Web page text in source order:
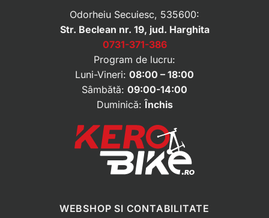
Odorheiu Secuiesc, 535600:
Str. Beclean nr. 19, jud. Harghita
0731-371-386
Program de lucru:
Luni-Vineri: 08:00 – 18:00
Sâmbătă: 09:00-14:00
Duminică:Închis
WEBSHOP SI CONTABILITATE